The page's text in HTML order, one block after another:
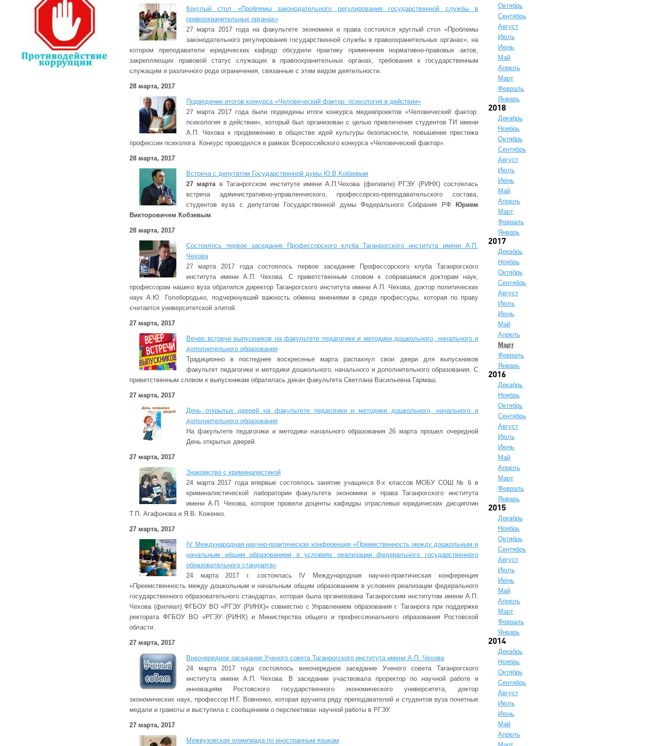
Круглый стол «Проблемы законодательного регулирования государственной службы в
правоохранительных органах»
27 марта 2017 года на факультете экономики и права состоялся круглый стол «Проблемы
законодательного регулирования государственной службы в правоохранительных органах», на
котором преподаватели юридических кафедр обсудили практику применения нормативно-правовых актов,
закрепляющих правовой статус служащих в правоохранительных органах, требования к государственным
служащим и различного рода ограничения, связанные с этим видом деятельности.
28 марта, 2017
Подведение итогов конкурса «Человеческий фактор: психология в действии»
27 марта 2017 года были подведены итоги конкурса медиапроектов «Человеческий фактор:
психология в действии», который был организован с целью привлечения студентов ТИ имени
А.П. Чехова к продвижению в обществе идей культуры безопасности, повышение престижа
профессии психолога. Конкурс проводился в рамках Всероссийского конкурса «Человеческий фактор».
28 марта, 2017
Встреча с депутатом Государственной думы Ю.В.Кобзевым
27 мартав Таганрогском институте имени А.П.Чехова (филиале) РГЭУ (РИНХ) состоялась
встреча административно-управленческого, профессорско-преподавательского состава,
студентов вуза с депутатом Государственной думы Федерального Собрания РФ
Юрием
Викторовичем Кобзевым.
28 марта, 2017
Состоялось первое заседание Профессорского клуба Таганрогского института имени А.П.
Чехова
27 марта 2017 года состоялось первое заседание Профессорского клуба Таганрогского
института имени А.П. Чехова. С приветственным словом к собравшимся докторам наук,
профессорам нашего вуза обратился директор Таганрогского института имени А.П. Чехова, доктор политических
наук А.Ю. Голобородько, подчеркнувший важность обмена мнениями в среде профессуры, которая по праву
считается университетской элитой.
27 марта, 2017
Вечер встречи выпускников на факультете педагогики и методики дошкольного, начального и
дополнительного образования
Традиционно в последнее воскресенье марта распахнул свои двери для выпускников
факультет педагогики и методики дошкольного, начального и дополнительного образования. С
приветственным словом к выпускникам обратилась декан факультета Светлана Васильевна Гармаш.
27 марта, 2017
День открытых дверей на факультете педагогики и методики дошкольного, начального и
дополнительного образования
На факультете педагогики и методики начального образования 26 марта прошел очередной
День открытых дверей.
27 марта, 2017
Знакомство с криминалистикой
24 марта 2017 года впервые состоялось занятие учащихся 8-х классов МОБУ СОШ № 6 в
криминалистической лаборатории факультета экономики и права Таганрогского института
имени А.П. Чехова, которое провели доценты кафедры отраслевых юридических дисциплин
Т.П. Агафонова и Я.В. Коженко.
27 марта, 2017
IV Международная научно-практическая конференция «Преемственность между дошкольным и
начальным общим образованием в условиях реализации федерального государственного
образовательного стандарта»
24 марта 2017 г. состоялась IV Международная научно-практическая конференция
«Преемственность между дошкольным и начальным общим образованием в условиях реализации федерального
государственного образовательного стандарта», которая была организована Таганрогским институтом имени А.П.
Чехова (филиал) ФГБОУ ВО «РГЭУ (РИНХ)» совместно с Управлением образования г. Таганрога при поддержке
ректората ФГБОУ ВО «РГЭУ (РИНХ) и Министерства общего и профессионального образования Ростовской
области.
27 марта, 2017
Внеочередное заседание Ученого совета Таганрогского института имени А.П. Чехова
24 марта 2017 года состоялось внеочередное заседание Ученого совета Таганрогского
института имени А.П. Чехова. В заседании участвовала проректор по научной работе и
инновациям Ростовского государственного экономического университета, доктор
экономических наук, профессор Н.Г. Вовченко, которая вручила ряду преподавателей и студентов вуза почетные
медали и грамоты и выступила с сообщением о перспективах научной работы в РГЭУ.
27 марта, 2017
Межвузовская олимпиада по иностранным языкам
Октябрь
Сентябрь
Август
Июль
Июнь
Май
Апрель
Март
Февраль
Январь
2018
Декабрь
Ноябрь
Октябрь
Сентябрь
Август
Июль
Июнь
Май
Апрель
Март
Февраль
Январь
2017
Декабрь
Ноябрь
Октябрь
Сентябрь
Август
Июль
Июнь
Май
Апрель
Март
Февраль
Январь
2016
Декабрь
Ноябрь
Октябрь
Сентябрь
Август
Июль
Июнь
Май
Апрель
Март
Февраль
Январь
2015
Декабрь
Ноябрь
Октябрь
Сентябрь
Август
Июль
Июнь
Май
Апрель
Март
Февраль
Январь
2014
Декабрь
Ноябрь
Октябрь
Сентябрь
Август
Июль
Июнь
Май
Апрель